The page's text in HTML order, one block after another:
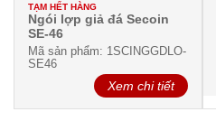
TẠM HẾT HÀNG
Ngói lợp giả đá Secoin
SE-46
Mã sản phẩm: 1SCINGGDLO-
SE46
Xem chi tiết